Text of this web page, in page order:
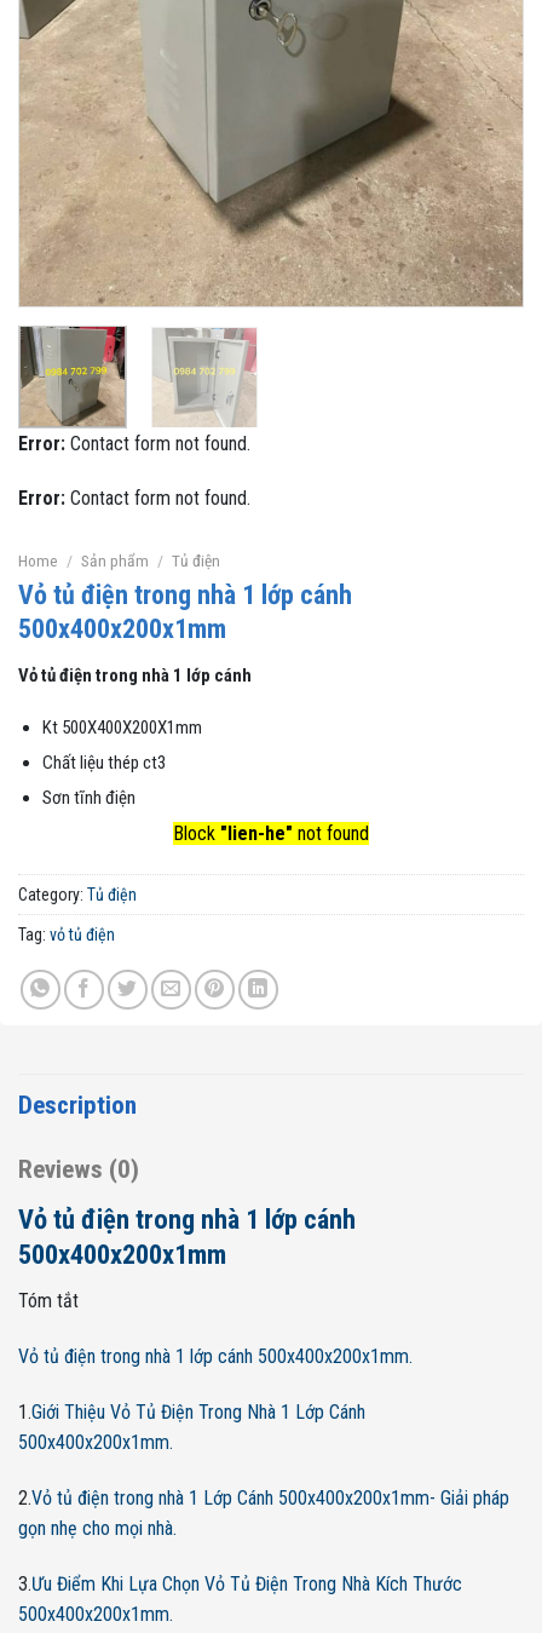
Error: Contact form not found.
Error: Contact form not found.
Home / Sản phẩm / Tủ điện
Vỏ tủ điện trong nhà 1 lớp cánh
500x400x200x1mm
Vỏ tủ điện trong nhà 1 lớp cánh
Kt 500X400X200X1mm
Chất liệu thép ct3
Sơn tĩnh điện
Block "lien-he" not found
Category: Tủ điện
Tag: vỏ tủ điện
Description
Reviews (0)
Vỏ tủ điện trong nhà 1 lớp cánh
500x400x200x1mm
Tóm tắt
Vỏ tủ điện trong nhà 1 lớp cánh 500x400x200x1mm.
1.Giới Thiệu Vỏ Tủ Điện Trong Nhà 1 Lớp Cánh
500x400x200x1mm.
2.Vỏ tủ điện trong nhà 1 Lớp Cánh 500x400x200x1mm- Giải pháp
gọn nhẹ cho mọi nhà.
3.Ưu Điểm Khi Lựa Chọn Vỏ Tủ Điện Trong Nhà Kích Thước
500x400x200x1mm.